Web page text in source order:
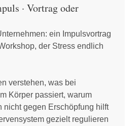
· Vortrag oder
ein Impulsvortrag
der Stress endlich
verstehen, was bei
Körper passiert, warum
nicht gegen Erschöpfung hilft
gezielt regulieren